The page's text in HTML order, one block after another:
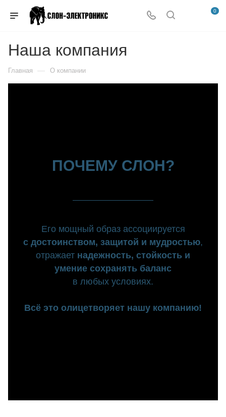
0
Наша компания
Главная — О компании
ПОЧЕМУ СЛОН?
Его мощный образ ассоциируется
с достоинством, защитой и мудростью,
отражает надежность, стойкость и
умение сохранять баланс
в любых условиях.
Всё это олицетворяет нашу компанию!